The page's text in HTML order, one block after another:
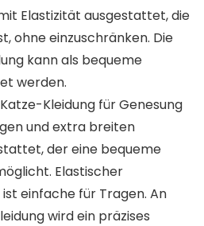
Elastizität ausgestattet, die
ohne einzuschränken. Die
kann als bequeme
werden.
Kleidung für Genesung
und extra breiten
der eine bequeme
Elastischer
einfache für Tragen. An
wird ein präzises